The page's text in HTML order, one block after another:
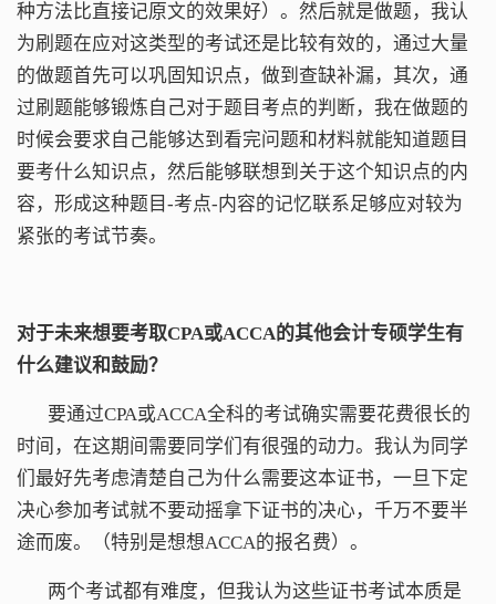
种方法比直接记原文的效果好）。然后就是做题，我认
为刷题在应对这类型的考试还是比较有效的，通过大量
的做题首先可以巩固知识点，做到查缺补漏，其次，通
过刷题能够锻炼自己对于题目考点的判断，我在做题的
时候会要求自己能够达到看完问题和材料就能知道题目
要考什么知识点，然后能够联想到关于这个知识点的内
容，形成这种题目-考点-内容的记忆联系足够应对较为
紧张的考试节奏。
对于未来想要考取CPA或ACCA的其他会计专硕学生有
什么建议和鼓励？
要通过CPA或ACCA全科的考试确实需要花费很长的
时间，在这期间需要同学们有很强的动力。我认为同学
们最好先考虑清楚自己为什么需要这本证书，一旦下定
决心参加考试就不要动摇拿下证书的决心，千万不要半
途而废。（特别是想想ACCA的报名费）。
两个考试都有难度，但我认为这些证书考试本质是